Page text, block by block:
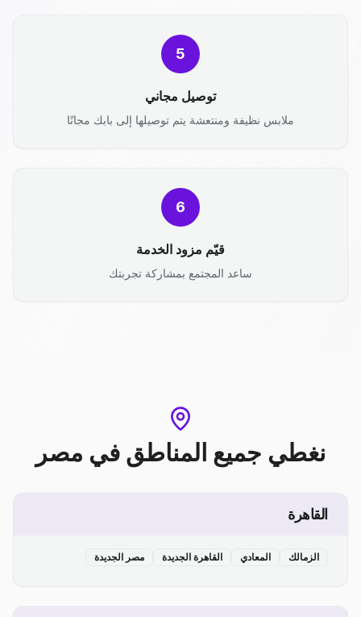
5
توصيل مجاني
ملابس نظيفة ومنتعشة يتم توصيلها إلى بابك مجانًا
6
قيّم مزود الخدمة
ساعد المجتمع بمشاركة تجربتك
نغطي جميع المناطق في مصر
القاهرة
الزمالك المعادي القاهرة الجديدة مصر الجديدة